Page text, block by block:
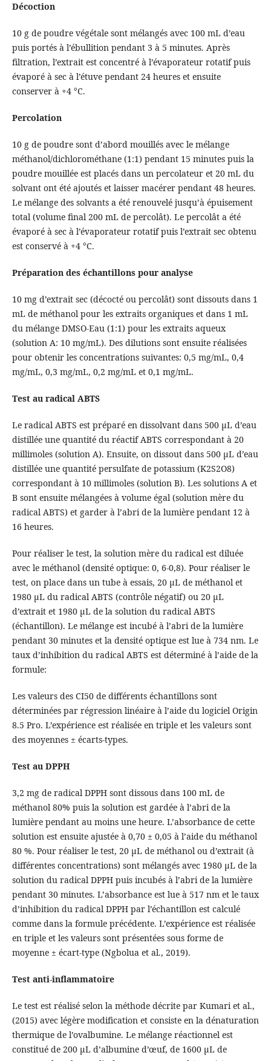
Décoction
10 g de poudre végétale sont mélangés avec 100 mL d’eau
puis portés à l’ébullition pendant 3 à 5 minutes. Après
filtration, l’extrait est concentré à l’évaporateur rotatif puis
évaporé à sec à l’étuve pendant 24 heures et ensuite
conserver à +4 °C.
Percolation
10 g de poudre sont d’abord mouillés avec le mélange
méthanol/dichlorométhane (1:1) pendant 15 minutes puis la
poudre mouillée est placés dans un percolateur et 20 mL du
solvant ont été ajoutés et laisser macérer pendant 48 heures.
Le mélange des solvants a été renouvelé jusqu’à épuisement
total (volume final 200 mL de percolât). Le percolât a été
évaporé à sec à l’évaporateur rotatif puis l’extrait sec obtenu
est conservé à +4 °C.
Préparation des échantillons pour analyse
10 mg d’extrait sec (décocté ou percolât) sont dissouts dans 1
mL de méthanol pour les extraits organiques et dans 1 mL
du mélange DMSO-Eau (1:1) pour les extraits aqueux
(solution A: 10 mg/mL). Des dilutions sont ensuite réalisées
pour obtenir les concentrations suivantes: 0,5 mg/mL, 0,4
mg/mL, 0,3 mg/mL, 0,2 mg/mL et 0,1 mg/mL.
Test au radical ABTS
Le radical ABTS est préparé en dissolvant dans 500 µL d’eau
distillée une quantité du réactif ABTS correspondant à 20
millimoles (solution A). Ensuite, on dissout dans 500 µL d’eau
distillée une quantité persulfate de potassium (K2S2O8)
correspondant à 10 millimoles (solution B). Les solutions A et
B sont ensuite mélangées à volume égal (solution mère du
radical ABTS) et garder à l’abri de la lumière pendant 12 à
16 heures.
Pour réaliser le test, la solution mère du radical est diluée
avec le méthanol (densité optique: 0, 6-0,8). Pour réaliser le
test, on place dans un tube à essais, 20 µL de méthanol et
1980 µL du radical ABTS (contrôle négatif) ou 20 µL
d’extrait et 1980 µL de la solution du radical ABTS
(échantillon). Le mélange est incubé à l’abri de la lumière
pendant 30 minutes et la densité optique est lue à 734 nm. Le
taux d’inhibition du radical ABTS est déterminé à l’aide de la
formule:
Les valeurs des CI50 de différents échantillons sont
déterminées par régression linéaire à l’aide du logiciel Origin
8.5 Pro. L’expérience est réalisée en triple et les valeurs sont
des moyennes ± écarts-types.
Test au DPPH
3,2 mg de radical DPPH sont dissous dans 100 mL de
méthanol 80% puis la solution est gardée à l’abri de la
lumière pendant au moins une heure. L’absorbance de cette
solution est ensuite ajustée à 0,70 ± 0,05 à l’aide du méthanol
80 %. Pour réaliser le test, 20 µL de méthanol ou d’extrait (à
différentes concentrations) sont mélangés avec 1980 µL de la
solution du radical DPPH puis incubés à l’abri de la lumière
pendant 30 minutes. L’absorbance est lue à 517 nm et le taux
d’inhibition du radical DPPH par l’échantillon est calculé
comme dans la formule précédente. L’expérience est réalisée
en triple et les valeurs sont présentées sous forme de
moyenne ± écart-type (Ngbolua et al., 2019).
Test anti-inflammatoire
Le test est réalisé selon la méthode décrite par Kumari et al.,
(2015) avec légère modification et consiste en la dénaturation
thermique de l’ovalbumine. Le mélange réactionnel est
constitué de 200 µL d’albumine d’œuf, de 1600 µL de